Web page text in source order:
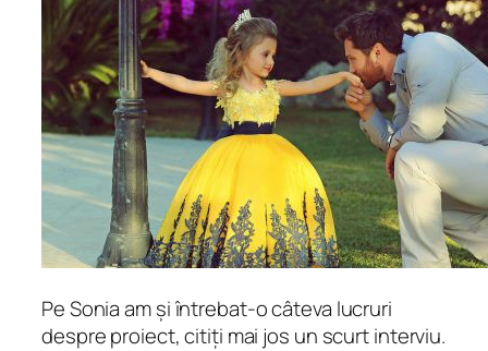
Pe Sonia am și întrebat-o câteva lucruri
despre proiect, citiți mai jos un scurt interviu.